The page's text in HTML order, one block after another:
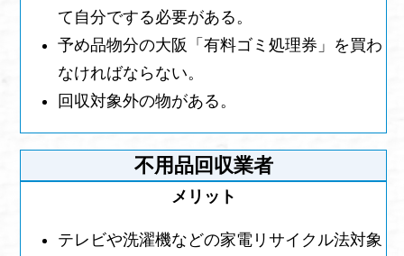
て自分でする必要がある。
予め品物分の大阪「有料ゴミ処理券」を買わ
なければならない。
回収対象外の物がある。
不用品回収業者
テレビや洗濯機などの家電リサイクル法対象